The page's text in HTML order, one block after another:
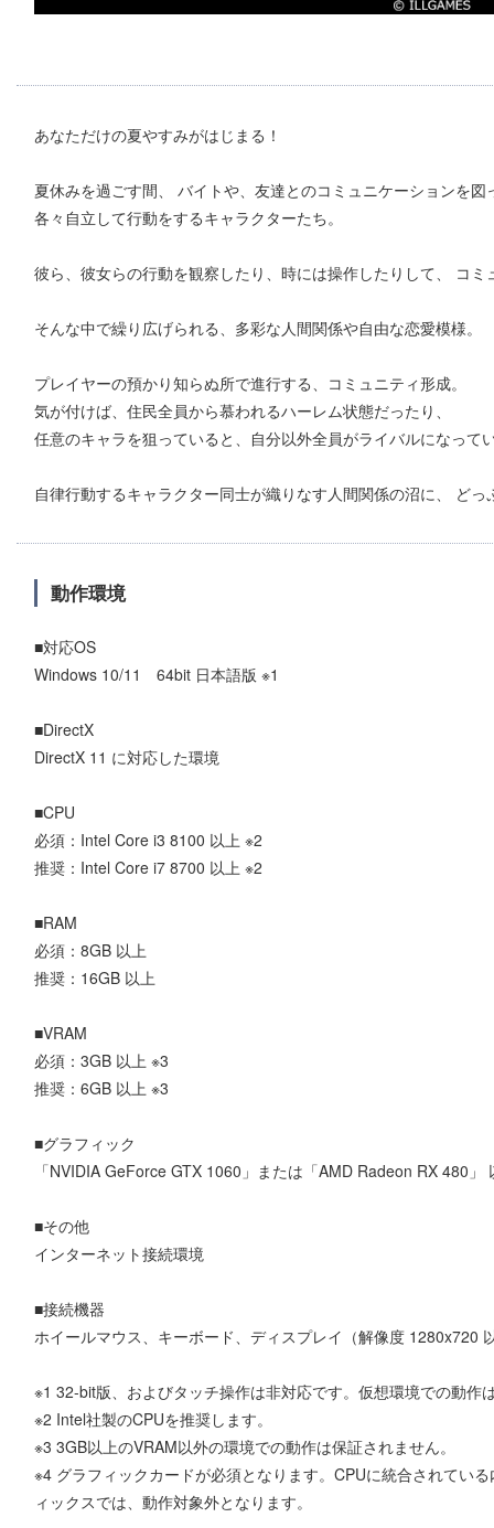
あなただけの夏やすみがはじまる！
夏休みを過ごす間、 バイトや、友達とのコミュニケーションを
各々自立して行動をするキャラクターたち。
彼ら、彼女らの行動を観察したり、時には操作したりして、 コ
そんな中で繰り広げられる、多彩な人間関係や自由な恋愛模様。
プレイヤーの預かり知らぬ所で進行する、コミュニティ形成。
気が付けば、住民全員から慕われるハーレム状態だったり、
任意のキャラを狙っていると、自分以外全員がライバルになって
自律行動するキャラクター同士が織りなす人間関係の沼に、 ど
動作環境
■対応OS
Windows 10/11 64bit 日本語版 ※1
■DirectX
DirectX 11 に対応した環境
■CPU
必須：Intel Core i3 8100 以上 ※2
推奨：Intel Core i7 8700 以上 ※2
■RAM
必須：8GB 以上
推奨：16GB 以上
■VRAM
必須：3GB 以上 ※3
推奨：6GB 以上 ※3
■グラフィック
「NVIDIA GeForce GTX 1060」または「AMD Radeon RX 480」
■その他
インターネット接続環境
■接続機器
ホイールマウス、キーボード、ディスプレイ（解像度 1280x720
※1 32-bit版、およびタッチ操作は非対応です。仮想環境での動作
※2 Intel社製のCPUを推奨します。
※3 3GB以上のVRAM以外の環境での動作は保証されません。
※4 グラフィックカードが必須となります。CPUに統合されてい
ィックスでは、動作対象外となります。